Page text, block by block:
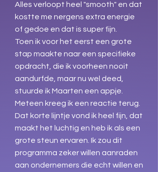
Alles verloopt heel "smooth" en dat
kostte me nergens extra energie
of gedoe en dat is super fijn.
Toen ik voor het eerst een grote
stap maakte naar een specifieke
opdracht, die ik voorheen nooit
aandurfde, maar nu wel deed,
stuurde ik Maarten een appje.
Meteen kreeg ik een reactie terug.
Dat korte lijntje vond ik heel fijn, dat
maakt het luchtig en heb ik als een
grote steun ervaren. Ik zou dit
programma zeker willen aanraden
aan ondernemers die echt willen en